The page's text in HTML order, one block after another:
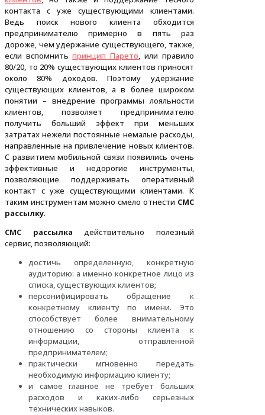
контакта с уже существующими клиентами.
Ведь поиск нового клиента обходится
предпринимателю примерно в пять раз
дороже, чем удержание существующего, также,
если вспомнитьпринцип Парето, или правило
80/20, то 20% существующих клиентов приносят
около 80% доходов. Поэтому удержание
существующих клиентов, а в более широком
понятии – внедрение программы лояльности
клиентов, позволяет предпринимателю
получить больший эффект при меньших
затратах нежели постоянные немалые расходы,
направленные на привлечение новых клиентов.
С развитием мобильной связи появились очень
эффективные и недорогие инструменты,
позволяющие поддерживать оперативный
контакт с уже существующими клиентами. К
таким инструментам можно смело отнести СМС
рассылку.
СМС рассылка действительно полезный
сервис, позволяющий:
достичь определенную, конкретную
аудиторию: а именно конкретное лицо из
списка, существующих клиентов;
персонифицировать обращение к
конкретному клиенту по имени. Это
способствует более внимательному
отношению со стороны клиента к
информации, отправленной
предпринимателем;
практически мгновенно передать
необходимую информацию клиенту;
и самое главное не требует больших
расходов и каких-либо серьезных
технических навыков.